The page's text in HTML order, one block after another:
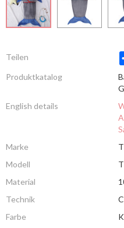
Teilen
Produktkatalog
English details
Marke
Modell
Material
Technik
Farbe